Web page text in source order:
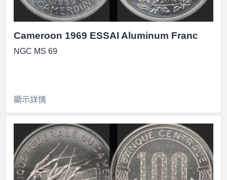
Cameroon 1969 ESSAI Aluminum Franc
NGC MS 69
顯示詳情